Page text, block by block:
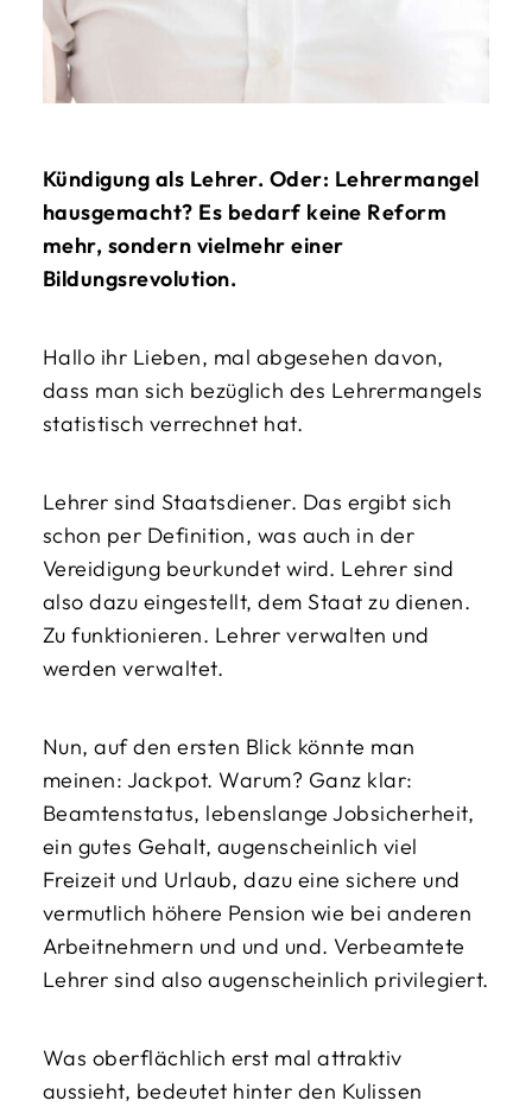
Kündigung als Lehrer. Oder: Lehrermangel
hausgemacht? Es bedarf keine Reform
mehr, sondern vielmehr einer
Bildungsrevolution.
Hallo ihr Lieben, mal abgesehen davon,
dass man sich bezüglich des Lehrermangels
statistisch verrechnet hat.
Lehrer sind Staatsdiener. Das ergibt sich
schon per Definition, was auch in der
Vereidigung beurkundet wird. Lehrer sind
also dazu eingestellt, dem Staat zu dienen.
Zu funktionieren. Lehrer verwalten und
werden verwaltet.
Nun, auf den ersten Blick könnte man
meinen: Jackpot. Warum? Ganz klar:
Beamtenstatus, lebenslange Jobsicherheit,
ein gutes Gehalt, augenscheinlich viel
Freizeit und Urlaub, dazu eine sichere und
vermutlich höhere Pension wie bei anderen
Arbeitnehmern und und und. Verbeamtete
Lehrer sind also augenscheinlich privilegiert.
Was oberflächlich erst mal attraktiv
aussieht, bedeutet hinter den Kulissen